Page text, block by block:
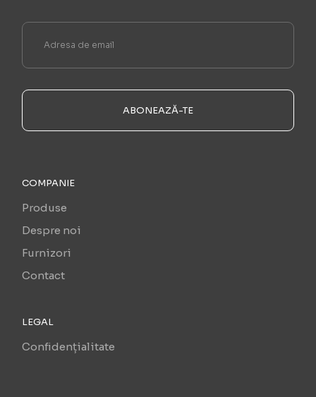
ABONEAZĂ-TE
COMPANIE
Produse
Despre noi
Furnizori
Contact
LEGAL
Confidențialitate